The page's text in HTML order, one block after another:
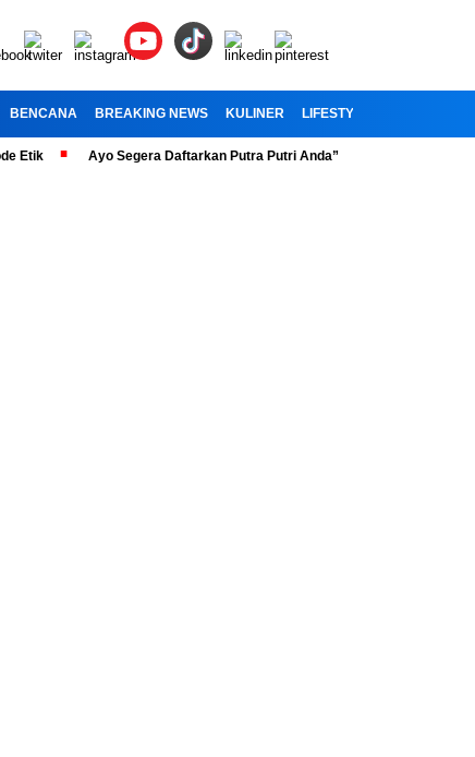
BENCANA BREAKING NEWS KULINER LIFESTYLE
Ayo Segera Daftarkan Putra Putri Anda” Telah Dibuka Penerimaan